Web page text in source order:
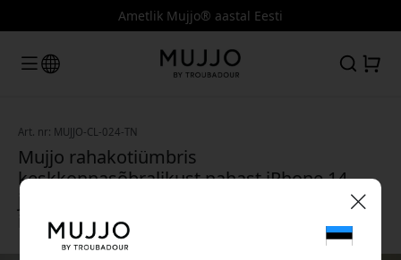
Ametlik Mujjo® aastal Eesti
Art. nr: MUJJO-CL-024-TN
Mujjo rahakotiümbris
keskkonnasõbralikust nahast iPhone 14
jaoks, kaarditasku ja kaitsev õhuke disain
igapäevaseks kasutamiseks - Tan
🎉 Sinu sooduskood: